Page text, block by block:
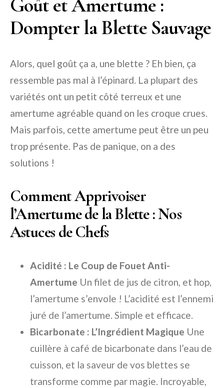
Goût et Amertume :
Dompter la Blette Sauvage
Alors, quel goût ça a, une blette ? Eh bien, ça
ressemble pas mal à l’épinard. La plupart des
variétés ont un petit côté terreux et une
amertume agréable quand on les croque crues.
Mais parfois, cette amertume peut être un peu
trop présente. Pas de panique, on a des
solutions !
Comment Apprivoiser
l’Amertume de la Blette : Nos
Astuces de Chefs
Acidité : Le Coup de Fouet Anti-
Amertume Un filet de jus de citron, et hop,
l’amertume s’envole ! L’acidité est l’ennemi
juré de l’amertume. Simple et efficace.
Bicarbonate : L’Ingrédient Magique Une
cuillère à café de bicarbonate dans l’eau de
cuisson, et la saveur de vos blettes se
transforme comme par magie. Incroyable,